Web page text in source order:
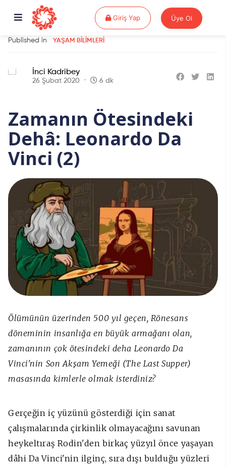
Giriş YapGiriş Yap Üye Ol
Published in YAŞAM BILIMLERI
İnci Kadribey
26 Şubat 2020 6 dk
Zamanın Ötesindeki
Dehâ: Leonardo Da
Vinci (2)
Ölümünün üzerinden 500 yıl geçen, Rönesans
döneminin insanlığa en büyük armağanı olan,
zamanının çok ötesindeki deha Leonardo Da
Vinci'nin Son Akşam Yemeği (The Last Supper)
masasında kimlerle olmak isterdiniz?
Gerçeğin iç yüzünü gösterdiği için sanat
çalışmalarında çirkinlik olmayacağını savunan
heykeltıraş Rodin'den birkaç yüzyıl önce yaşayan
dâhi Da Vinci'nin ilginç, sıra dışı bulduğu yüzleri